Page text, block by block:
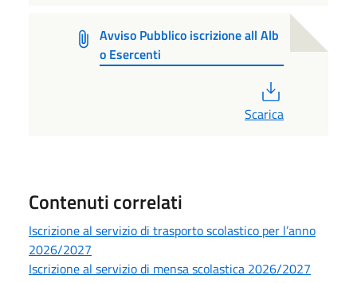
Avviso Pubblico iscrizione all Alb
o Esercenti
Scarica
Contenuti correlati
Iscrizione al servizio di trasporto scolastico per l’anno
2026/2027
Iscrizione al servizio di mensa scolastica 2026/2027